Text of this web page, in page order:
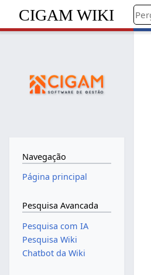
CIGAM WIKI
Navegação
Página principal
Pesquisa Avancada
Pesquisa com IA
Pesquisa Wiki
Chatbot da Wiki